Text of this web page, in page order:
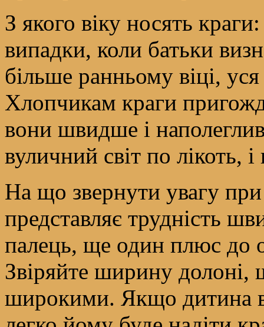
З якого віку носять
випадки, коли батьки
більше ранньому віці,
Хлопчикам краги
вони швидше і
вуличний світ по лікоть,
На що звернути увагу при
представляє трудність
палець, ще один плюс до
Звіряйте ширину долоні,
широкими. Якщо дитина